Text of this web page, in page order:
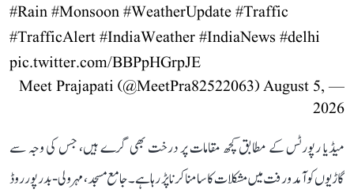
#Rain#Monsoon#WeatherUpdate#Traffic
#TrafficAlert#IndiaWeather#IndiaNews #delhi
pic.twitter.com/BBPpHGrpJE
— Meet Prajapati (@MeetPra82522063)
August 5,
2026
میڈیا رپورٹس کے مطابق کچھ مقامات پر درخت بھی گرے ہیں، جس کی وجہ سے
گاڑیوں کو آمد و رفت میں مشکلات کا سامنا کرنا پڑ رہا ہے۔ جامع مسجد، مہرولی-بدرپور روڈ